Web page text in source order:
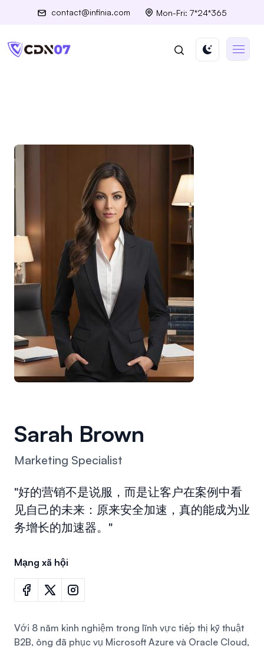
contact@infinia.com Mon-Fri: 7*24*365
Sarah Brown
Marketing Specialist
"好的营销不是说服，而是让客户在案例中看
见自己的未来：原来安全加速，真的能成为业
务增长的加速器。"
Mạng xã hội
Với 8 năm kinh nghiệm trong lĩnh vực tiếp thị kỹ thuật
B2B, ông đã phục vụ Microsoft Azure và Oracle Cloud,